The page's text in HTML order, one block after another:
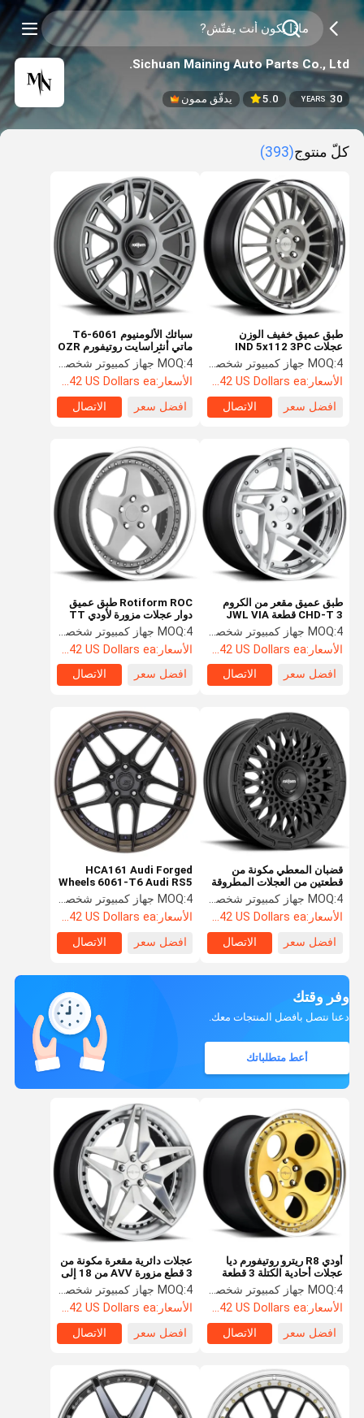
Sichuan Maining Auto Parts Co., Ltd.
30
YEARS
5.0 يدقّق ممون
كلّ منتوج(393)
سبائك الألومنيوم 6061-T6
ماتي أنثراسايت روتيفورم OZR
عجلات أحادية الكتلة
MOQ:4 جهاز كمبيوتر شخصى
الأسعار:Starting at $242 US Dollars ea
افضل سعر
الاتصال
طبق عميق خفيف الوزن
عجلات IND 5x112 3PC
تكوينات
MOQ:4 جهاز كمبيوتر شخصى
الأسعار:Starting at $242 US Dollars ea
افضل سعر
الاتصال
Rotiform ROC طبق عميق
دوار عجلات مزورة لأودي TT
MOQ:4 جهاز كمبيوتر شخصى
الأسعار:Starting at $242 US Dollars ea
افضل سعر
الاتصال
طبق عميق مقعر من الكروم
CHD-T 3 قطعة JWL VIA
MOQ:4 جهاز كمبيوتر شخصى
الأسعار:Starting at $242 US Dollars ea
افضل سعر
الاتصال
HCA161 Audi Forged
Wheels 6061-T6 Audi RS5
كوبيه عجلات
MOQ:4 جهاز كمبيوتر شخصى
الأسعار:Starting at $242 US Dollars ea
افضل سعر
الاتصال
قضبان المعطي مكونة من
قطعتين من العجلات المطروقة
LHR-M 2PC 3PC
MOQ:4 جهاز كمبيوتر شخصى
الأسعار:Starting at $242 US Dollars ea
افضل سعر
الاتصال
وفر وقتك
دعنا نتصل بأفضل المنتجات معك.
أعط متطلباتك
أودي R8 ريترو روتيفورم ديا
عجلات أحادية الكتلة 3 قطعة
تشطيب مخصص
MOQ:4 جهاز كمبيوتر شخصى
الأسعار:Starting at $242 US Dollars ea
افضل سعر
الاتصال
عجلات دائرية مقعرة مكونة من
3 قطع مزورة AVV من 18 إلى
26 بوصةMOQ:4 جهاز كمبيوتر شخصى
الأسعار:Starting at $242 US Dollars ea
افضل سعر
الاتصال